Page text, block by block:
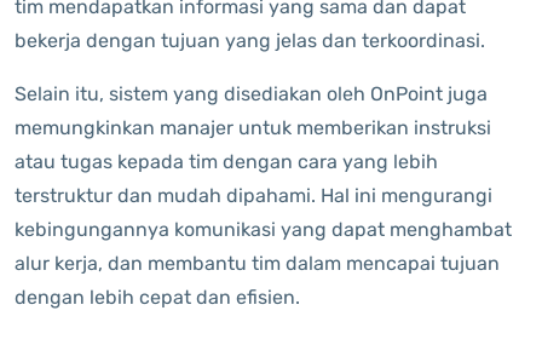
tim mendapatkan informasi yang sama dan dapat
bekerja dengan tujuan yang jelas dan terkoordinasi.
Selain itu, sistem yang disediakan oleh OnPoint juga
memungkinkan manajer untuk memberikan instruksi
atau tugas kepada tim dengan cara yang lebih
terstruktur dan mudah dipahami. Hal ini mengurangi
kebingungannya komunikasi yang dapat menghambat
alur kerja, dan membantu tim dalam mencapai tujuan
dengan lebih cepat dan efisien.